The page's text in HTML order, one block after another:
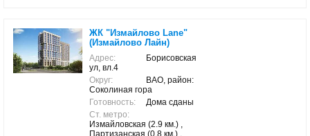
ЖК "Измайлово Lane"
(Измайлово Лайн)
Адрес:
Борисовская
ул, вл.4
Округ:
ВАО, район:
Соколиная гора
Готовность:
Дома сданы
Ст. метро:
Измайловская (2.9 км.) ,
Партизанская (0.8 км.) ,